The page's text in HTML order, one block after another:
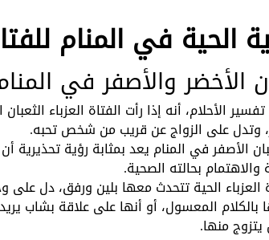
الحية في المنام
الأخضر والأصفر في
الأحلام، أنه إذا رأت الفتاة العزباء
وتدل على الزواج عن قريب من شخص تحبه.
الأصفر في المنام يعد بمثابة رؤية
بحالته الصحية.
العزباء الحية تتحدث معها بلين ورفق، دل
بالكلام المعسول، أو أنها على علاقة بشاب
يتزوج منها.